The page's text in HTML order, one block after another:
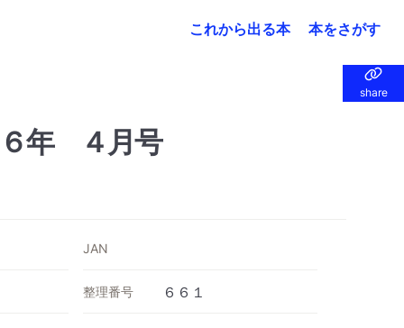
これから出る本 本をさがす
share
share
年 ４月号
JAN
整理番号 ６６１